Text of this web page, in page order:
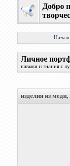
Добро
Начало
Личное
навыки и знания с
изделия из